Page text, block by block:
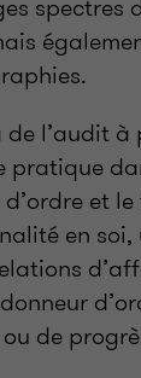
spectres
l’audit
pratique
et
en
de